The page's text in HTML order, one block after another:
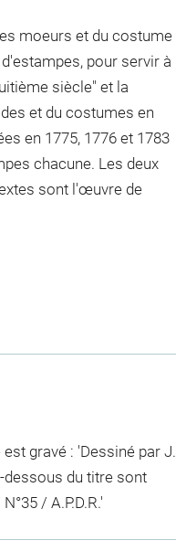
moeurs et du costume
pour servir à
siècle" et la
et du costumes en
en 1775, 1776 et 1783
chacune. Les deux
sont l'œuvre de
gravé : 'Dessiné par J.
dessous du titre sont
/ A.P.D.R.'